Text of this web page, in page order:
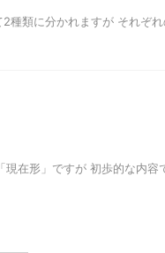
種類に分かれますが それぞ
在形」ですが 初歩的な内